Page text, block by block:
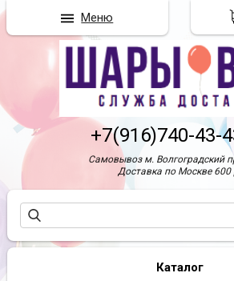
+7(916)740-43-
Самовывоз м. Волгоградский
Доставка по Москве 600
Каталог
Меню